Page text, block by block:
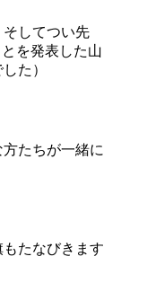
してつい先
を発表した山
た）
たちが一緒に
たなびきます